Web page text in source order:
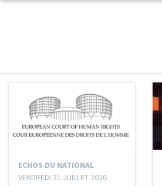
ECHOS DU NATIONAL
VENDREDI 31 JUILLET 2026